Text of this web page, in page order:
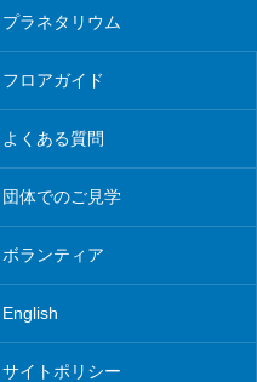
プラネタリウム
フロアガイド
よくある質問
団体でのご見学
ボランティア
English
サイトポリシー